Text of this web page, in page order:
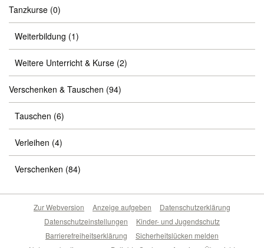
Tanzkurse (0)
Weiterbildung (1)
Weitere Unterricht & Kurse (2)
Verschenken & Tauschen (94)
Tauschen (6)
Verleihen (4)
Verschenken (84)
Zur Webversion Anzeige aufgeben
Datenschutzerklärung
Datenschutzeinstellungen
Kinder- und Jugendschutz
Barrierefreiheitserklärung
Sicherheitslücken melden